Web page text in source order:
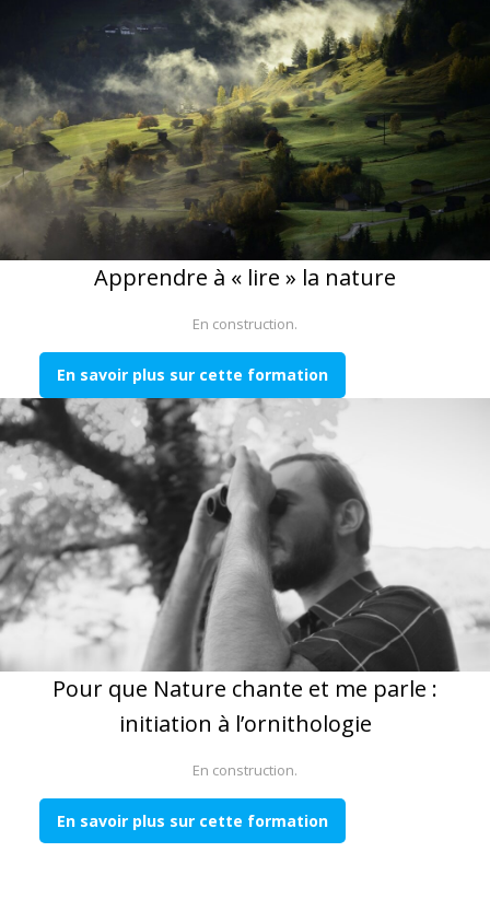
Apprendre à « lire » la nature
En construction.
En savoir plus sur cette formation
Pour que Nature chante et me parle :
initiation à l’ornithologie
En construction.
En savoir plus sur cette formation